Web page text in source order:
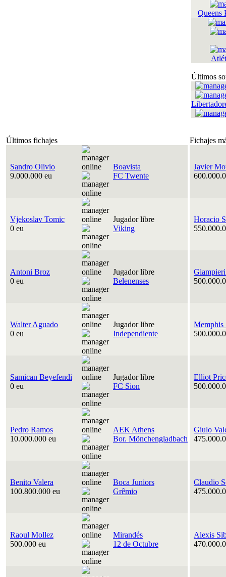
Queens
Últimos
Últimos fichajes Fichajes
Sandro Olivio
9.000.000 eu
Boavista
FC Twente
Javier
Vjekoslav Tomic
0 eu
Jugador libre
Viking
Horacio
Antoni Broz
0 eu
Jugador libre
Belenenses
Walter Aguado
0 eu
Jugador libre
Independiente
Memphis
Samican Beyefendi
0 eu
Jugador libre
FC Sion
Elliot
Pedro Ramos
10.000.000 eu
AEK Athens
Bor. Mönchengladbach
Giulo
Benito Valera
100.800.000 eu
Boca Juniors
Grêmio
Claudio
Raoul Mollez
500.000 eu
Mirandés
12 de Octubre
Alexis